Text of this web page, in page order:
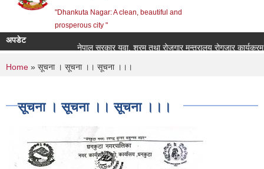
"Dhankuta Nagar: A clean, beautiful and
prosperous city "
अपडेट
नेपाल सरकार युवा, श्रम तथा रोजगार मन्त्रालय रोगजार कार्यक्रम
You are here
Home » सूचना । सूचना ।। सूचना ।।।
सूचना । सूचना ।। सूचना ।।।